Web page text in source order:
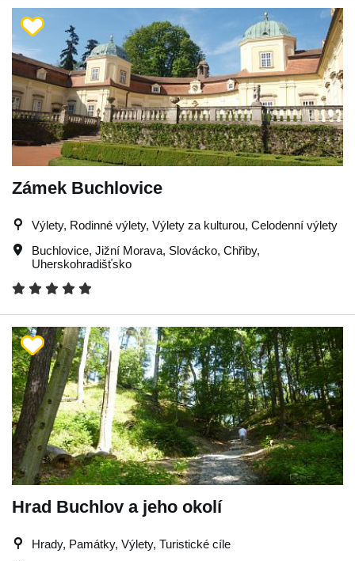
Zámek Buchlovice
Výlety, Rodinné výlety, Výlety za kulturou, Celodenní výlety
Buchlovice, Jižní Morava, Slovácko, Chřiby,
Uherskohradišťsko
Hrad Buchlov a jeho okolí
Hrady, Památky, Výlety, Turistické cíle